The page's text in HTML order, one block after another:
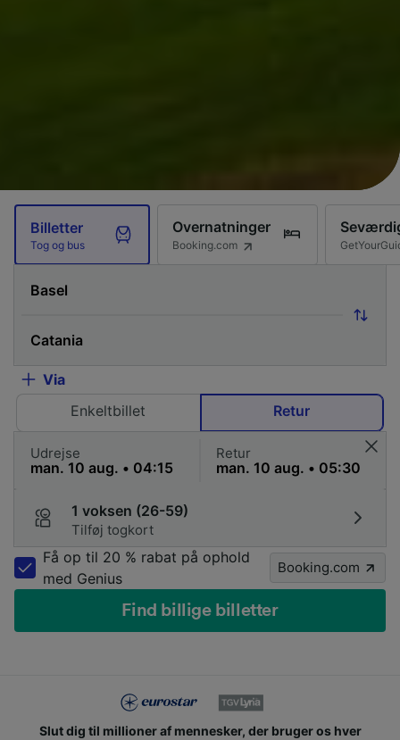
Billetter
Tog og bus
Overnatninger
Booking.com
Via
Enkeltbillet
Retur
Udrejse Retur
1 voksen (26-59)
Tilføj togkort
Få op til 20 % rabat på ophold
med Genius
Booking.com
Find billige billetter
Slut dig til millioner af mennesker, der bruger os hver